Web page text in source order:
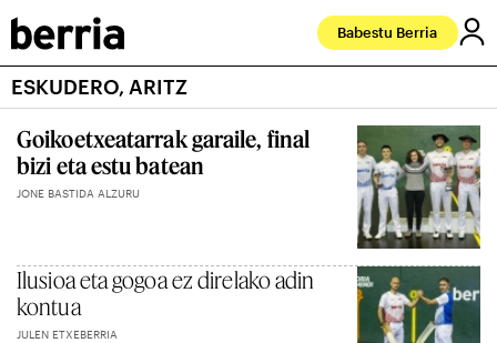
Babestu Berria
ESKUDERO, ARITZ
Goikoetxeatarrak garaile, final
bizi eta estu batean
JONE BASTIDA ALZURU
Ilusioa eta gogoa ez direlako adin
kontua
JULEN ETXEBERRIA